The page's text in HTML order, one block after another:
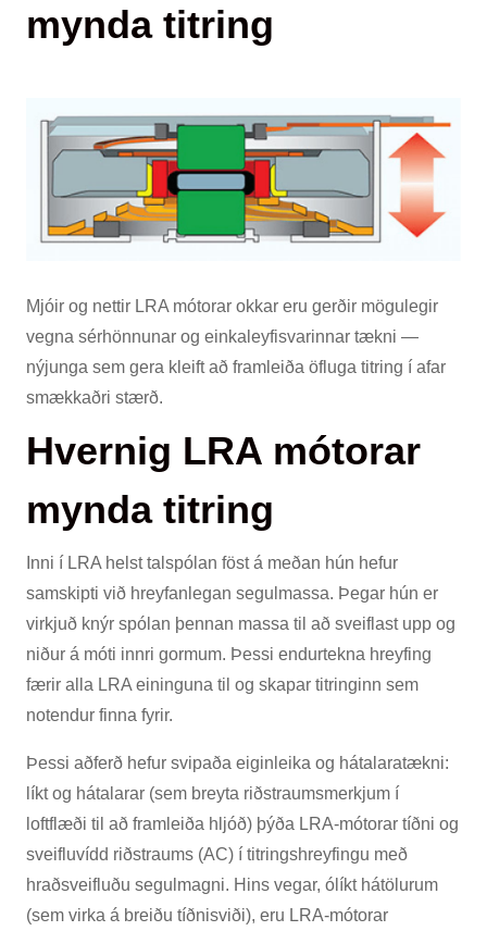
mynda titring
Mjóir og nettir LRA mótorar okkar eru gerðir mögulegir
vegna sérhönnunar og einkaleyfisvarinnar tækni —
nýjunga sem gera kleift að framleiða öfluga titring í afar
smækkaðri stærð.
Hvernig LRA mótorar
mynda titring
Inni í LRA helst talspólan föst á meðan hún hefur
samskipti við hreyfanlegan segulmassa. Þegar hún er
virkjuð knýr spólan þennan massa til að sveiflast upp og
niður á móti innri gormum. Þessi endurtekna hreyfing
færir alla LRA eininguna til og skapar titringinn sem
notendur finna fyrir.
Þessi aðferð hefur svipaða eiginleika og hátalaratækni:
líkt og hátalarar (sem breyta riðstraumsmerkjum í
loftflæði til að framleiða hljóð) þýða LRA-mótorar tíðni og
sveifluvídd riðstraums (AC) í titringshreyfingu með
hraðsveifluðu segulmagni. Hins vegar, ólíkt hátölurum
(sem virka á breiðu tíðnisviði), eru LRA-mótorar